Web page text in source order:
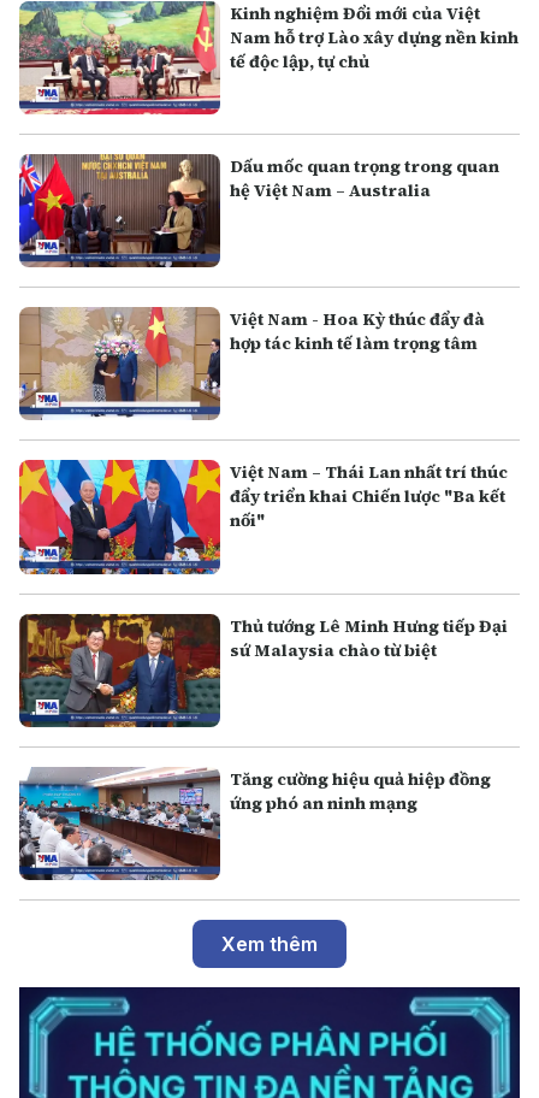
Kinh nghiệm Đổi mới của Việt
Nam hỗ trợ Lào xây dựng nền kinh
tế độc lập, tự chủ
Dấu mốc quan trọng trong quan
hệ Việt Nam – Australia
Việt Nam - Hoa Kỳ thúc đẩy đà
hợp tác kinh tế làm trọng tâm
Việt Nam – Thái Lan nhất trí thúc
đẩy triển khai Chiến lược "Ba kết
nối"
Thủ tướng Lê Minh Hưng tiếp Đại
sứ Malaysia chào từ biệt
Tăng cường hiệu quả hiệp đồng
ứng phó an ninh mạng
Xem thêm